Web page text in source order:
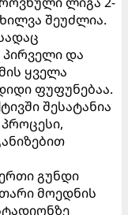
შეუძლია.
და
ყველა
ფუფუნებაა.
შესატანია
გუნდი
მოედნის